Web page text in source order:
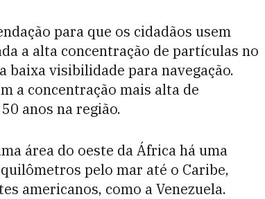
para que os cidadãos usem
a alta concentração de partículas no
baixa visibilidade para navegação.
a concentração mais alta de
anos na região.
área do oeste da África há uma
pelo mar até o Caribe,
americanos, como a Venezuela.